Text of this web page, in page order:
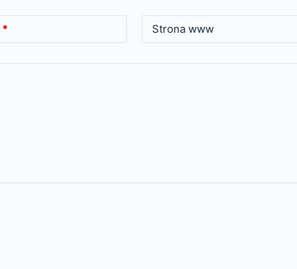
* Strona www